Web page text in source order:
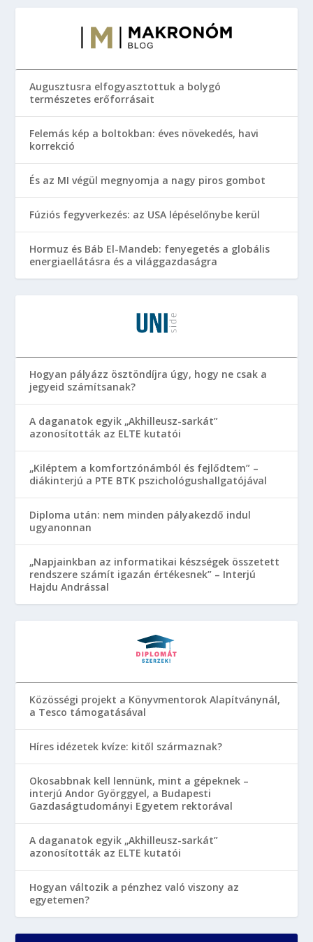
Augusztusra elfogyasztottuk a bolygó
természetes erőforrásait
Felemás kép a boltokban: éves növekedés, havi
korrekció
És az MI végül megnyomja a nagy piros gombot
Fúziós fegyverkezés: az USA lépéselőnybe kerül
Hormuz és Báb El-Mandeb: fenyegetés a globális
energiaellátásra és a világgazdaságra
Hogyan pályázz ösztöndíjra úgy, hogy ne csak a
jegyeid számítsanak?
A daganatok egyik „Akhilleusz-sarkát”
azonosították az ELTE kutatói
„Kiléptem a komfortzónámból és fejlődtem” –
diákinterjú a PTE BTK pszichológushallgatójával
Diploma után: nem minden pályakezdő indul
ugyanonnan
„Napjainkban az informatikai készségek összetett
rendszere számít igazán értékesnek” – Interjú
Hajdu Andrással
Közösségi projekt a Könyvmentorok Alapítványnál,
a Tesco támogatásával
Híres idézetek kvíze: kitől származnak?
Okosabbnak kell lennünk, mint a gépeknek –
interjú Andor Györggyel, a Budapesti
Gazdaságtudományi Egyetem rektorával
A daganatok egyik „Akhilleusz-sarkát”
azonosították az ELTE kutatói
Hogyan változik a pénzhez való viszony az
egyetemen?